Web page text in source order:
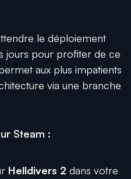
le déploiement
jours pour profiter de ce
aux plus impatients
via une branche
Steam :
Helldivers 2 dans votre